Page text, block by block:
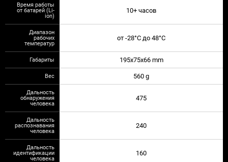
Время работы
от батарей (Li-
ion)
10+ часов
Диапазон
рабочих
температур
от -28°C до 48°C
Габариты 195x75x66 mm
Вес 560 g
Дальность
обнаружения
человека
475
Дальность
распознавания
человека
240
Дальность
идентификации
человека
160